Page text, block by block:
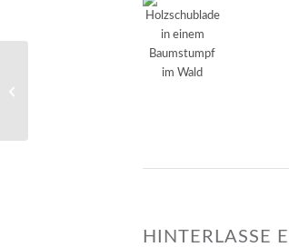
HINTERLASSE